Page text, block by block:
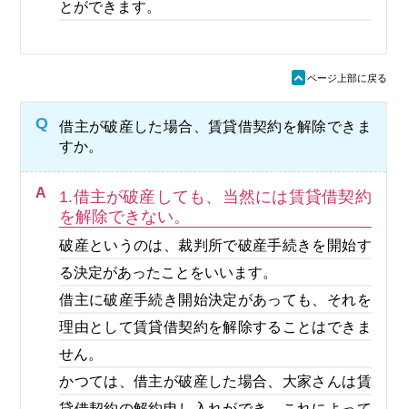
とができます。
ü ページ上部に戻る
Q
借主が破産した場合、賃貸借契約を解除できま
すか。
A
1.借主が破産しても、当然には賃貸借契約
を解除できない。
破産というのは、裁判所で破産手続きを開始す
る決定があったことをいいます。
借主に破産手続き開始決定があっても、それを
理由として賃貸借契約を解除することはできま
せん。
かつては、借主が破産した場合、大家さんは賃